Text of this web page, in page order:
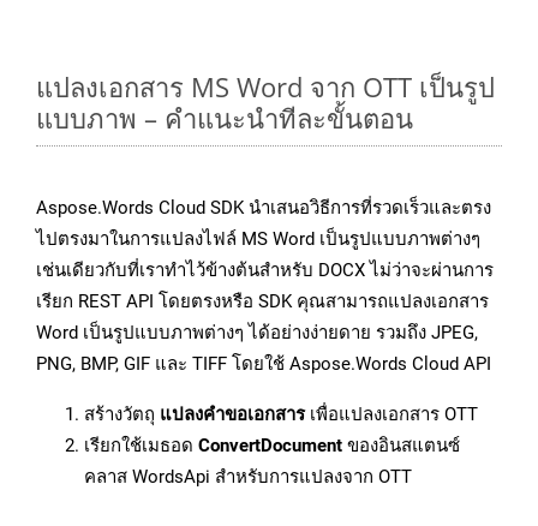
แปลงเอกสาร MS Word จาก OTT เป็นรูป
แบบภาพ – คำแนะนำทีละขั้นตอน
Aspose.Words Cloud SDK นำเสนอวิธีการที่รวดเร็วและตรง
ไปตรงมาในการแปลงไฟล์ MS Word เป็นรูปแบบภาพต่างๆ
เช่นเดียวกับที่เราทำไว้ข้างต้นสำหรับ DOCX ไม่ว่าจะผ่านการ
เรียก REST API โดยตรงหรือ SDK คุณสามารถแปลงเอกสาร
Word เป็นรูปแบบภาพต่างๆ ได้อย่างง่ายดาย รวมถึง JPEG,
PNG, BMP, GIF และ TIFF โดยใช้ Aspose.Words Cloud API
สร้างวัตถุ แปลงคำขอเอกสารเพื่อแปลงเอกสาร OTT
เรียกใช้เมธอด ConvertDocument ของอินสแตนซ์
คลาส WordsApi สำหรับการแปลงจาก OTT